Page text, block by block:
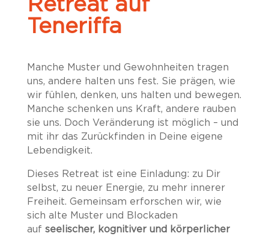
Teneriffa
Manche Muster und Gewohnheiten tragen
uns, andere halten uns fest. Sie prägen, wie
wir fühlen, denken, uns halten und bewegen.
Manche schenken uns Kraft, andere rauben
sie uns. Doch Veränderung ist möglich – und
mit ihr das Zurückfinden in Deine eigene
Lebendigkeit.
Dieses Retreat ist eine Einladung: zu Dir
selbst, zu neuer Energie, zu mehr innerer
Freiheit. Gemeinsam erforschen wir, wie
sich alte Muster und Blockaden
auf seelischer, kognitiver und körperlicher